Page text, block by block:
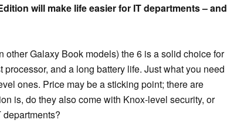
will make life easier for IT departments – and
Galaxy Book models) the 6 is a solid choice for
and a long battery life. Just what you need
ones. Price may be a sticking point; there are
is, do they also come with Knox-level security, or